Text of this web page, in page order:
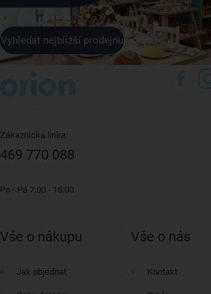
Vyhledat nejbližší prodejnu
Zákaznická linka:
469 770 088
Po - Pá 7:00 - 16:00
Vše o nákupu
Jak objednat
Vše o nás
Kontakt